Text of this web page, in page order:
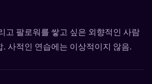
고 팔로워를 쌓고 싶은 외향적인 사람
. 사적인 연습에는 이상적이지 않음.